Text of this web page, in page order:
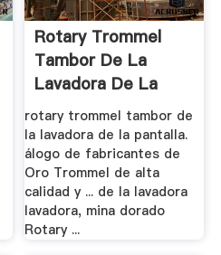
Rotary Trommel
Tambor De La
Lavadora De La
Pantalla
rotary trommel tambor de
la lavadora de la pantalla.
álogo de fabricantes de
Oro Trommel de alta
calidad y ... de la lavadora
lavadora, mina dorado
Rotary ...